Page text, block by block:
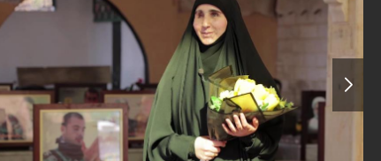
برنامج "بالعين المجردة" هو توثيق إنسانيٌّ شجاعٌ للحياة تحت وطأة الحرب، حيث
نستمع فيه إلى شهاداتٍ حيّةٍ لأشخاص عايشوا التفجيرات والدمار، فنرى بعيونهم